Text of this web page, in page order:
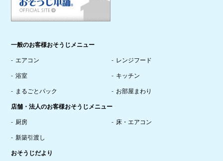
一般のお客様おそうじメニュー
エアコン レンジフード
浴室 キッチン
まるごとパック お部屋まわり
店舗・法人のお客様おそうじメニュー
厨房 床・エアコン
新築引渡し
おそうじだより